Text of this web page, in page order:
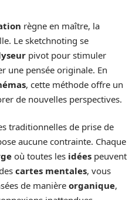
règne en maître, la
Le sketchnoting se
pivot pour stimuler
une pensée originale. En
, cette méthode offre un
de nouvelles perspectives.
traditionnelles de prise de
aucune contrainte. Chaque
où toutes les idées peuvent
cartes mentales, vous
de manière organique,